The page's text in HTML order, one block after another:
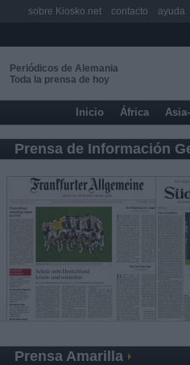
Periódicos de Alemania
Toda la prensa de hoy
Inicio África
Prensa de Información
Prensa Amarilla
sobre Kiosko.net contacto ayuda